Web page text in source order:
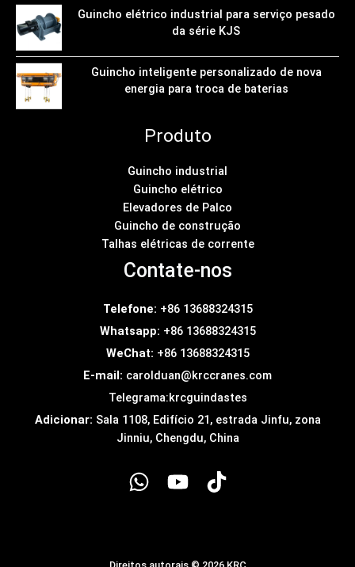
Guincho elétrico industrial para serviço pesado
da série KJS
Guincho inteligente personalizado de nova
energia para troca de baterias
Produto
Guincho industrial
Guincho elétrico
Elevadores de Palco
Guincho de construção
Talhas elétricas de corrente
Contate-nos
Telefone: +86 13688324315
Whatsapp: +86 13688324315
WeChat: +86 13688324315
E-mail: carolduan@krccranes.com
Telegrama:krcguindastes
Adicionar: Sala 1108, Edifício 21, estrada Jinfu, zona
Jinniu, Chengdu, China